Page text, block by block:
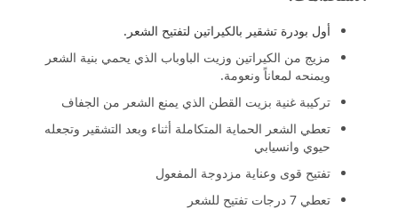
أول بودرة تشقير بالكيراتين لتفتيح الشعر.
مزيج من الكيراتين وزيت الباوباب الذي يحمي بنية الشعر
ويمنحه لمعاناً ونعومة.
تركيبة غنية بزيت القطن الذي يمنع الشعر من الجفاف
تعطي الشعر الحماية المتكاملة أثناء وبعد التشقير وتجعله
حيوي وانسيابي
تفتيح قوى وعناية مزدوجة المفعول
تعطي 7 درجات تفتيح للشعر